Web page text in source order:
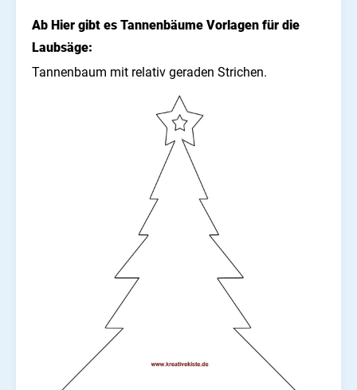
Ab Hier gibt es Tannenbäume Vorlagen für die
Laubsäge:
Tannenbaum mit relativ geraden Strichen.